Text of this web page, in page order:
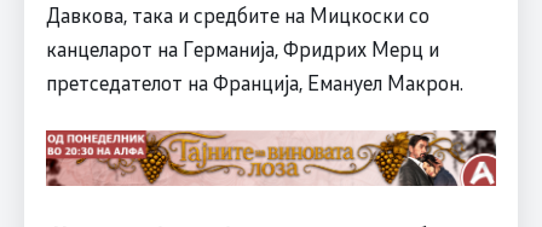
Давкова, така и средбите на Мицкоски со
канцеларот на Германија, Фридрих Мерц и
претседателот на Франција, Емануел Макрон.